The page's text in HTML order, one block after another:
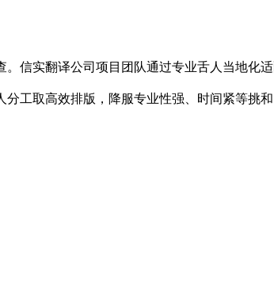
实翻译公司项目团队通过专业舌人当地化
工取高效排版，降服专业性强、时间紧等挑